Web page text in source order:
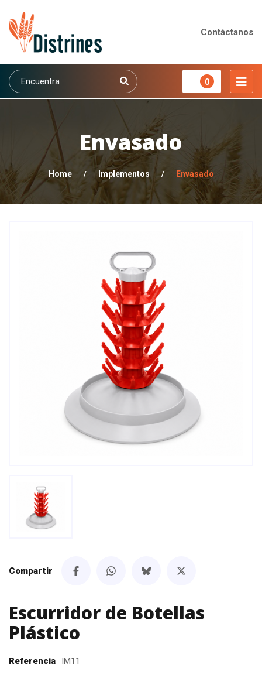
Contáctanos
0
Envasado
Home / Implementos / Envasado
Compartir
Escurridor de Botellas
Plástico
Referencia IM11